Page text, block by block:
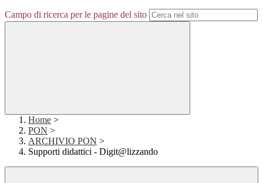
Campo di ricerca per le pagine del sito
Home >
PON >
ARCHIVIO PON >
Supporti didattici - Digit@lizzando